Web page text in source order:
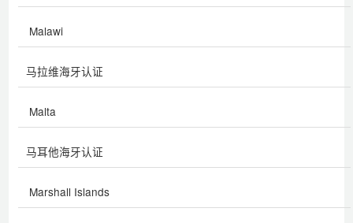
Malawi
马拉维海牙认证
Malta
马耳他海牙认证
Marshall Islands